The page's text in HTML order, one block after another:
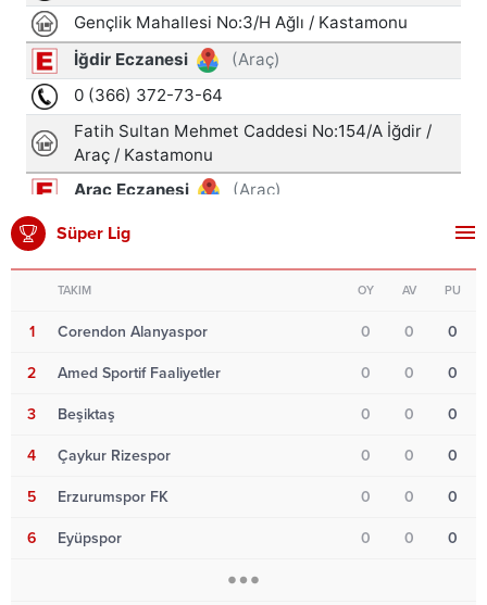
Süper Lig
TAKIM OY AV PU
1 Corendon Alanyaspor 0 0 0
2 Amed Sportif Faaliyetler 0 0 0
3 Beşiktaş 0 0 0
4 Çaykur Rizespor 0 0 0
5 Erzurumspor FK 0 0 0
6 Eyüpspor 0 0 0